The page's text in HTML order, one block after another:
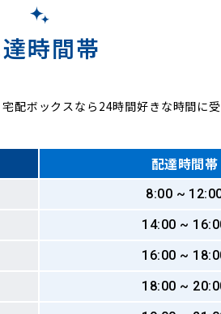
時間帯
配ボックスなら24時間好きな時間に
配達時間帯
8:00 ~
14:00 ~
16:00 ~
18:00 ~